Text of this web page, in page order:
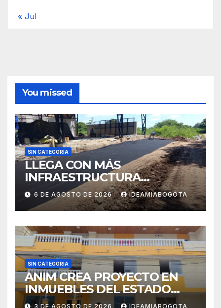
« Jul
You missed
SIN CATEGORÍA
LLEGA CON MÁS
INFRAESTRUCTURA
EDUCATIVA A MAJAGUAL
SUCRE
6 DE AGOSTO DE 2026 IDEAMIABOGOTA
SIN CATEGORÍA
ANIM CREA PROYECTO EN
INMUEBLES DEL ESTADO
PARA VIVIENDA A MADRES
3 DE AGOSTO DE 2026 IDEAMIABOGOTA